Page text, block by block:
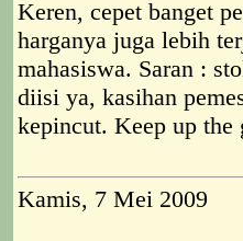
Keren, cepet banget
harganya juga lebih
mahasiswa. Saran :
diisi ya, kasihan
kepincut. Keep up the
Kamis, 7 Mei 2009